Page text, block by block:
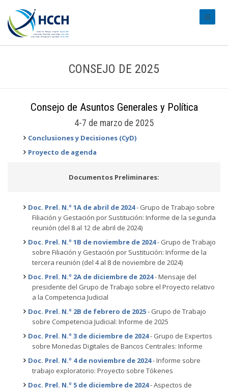
CONSEJO DE 2025
Consejo de Asuntos Generales y Política
4-7 de marzo de 2025
Conclusiones y Decisiones (CyD)
Proyecto de agenda
Documentos Preliminares:
Doc. Prel. N.º 1A de abril de 2024- Grupo de Trabajo sobre
Filiación y Gestación por Sustitución: Informe de la segunda
reunión (del 8 al 12 de abril de 2024)
Doc. Prel. N.º 1B de noviembre de 2024- Grupo de Trabajo
sobre Filiación y Gestación por Sustitución: Informe de la
tercera reunión (del 4 al 8 de noviembre de 2024)
Doc. Prel. N.º 2A de diciembre de 2024- Mensaje del
presidente del Grupo de Trabajo sobre el Proyecto relativo
a la Competencia Judicial
Doc. Prel. N.º 2B de febrero de 2025- Grupo de Trabajo
sobre Competencia Judicial: Informe de 2025
Doc. Prel. N.º 3 de diciembre de 2024- Grupo de Expertos
sobre Monedas Digitales de Bancos Centrales: Informe
Doc. Prel. N.º 4 de noviembre de 2024- Informe sobre
trabajo exploratorio: Proyecto sobre Tókenes
Doc. Prel. N.º 5 de diciembre de 2024- Aspectos de